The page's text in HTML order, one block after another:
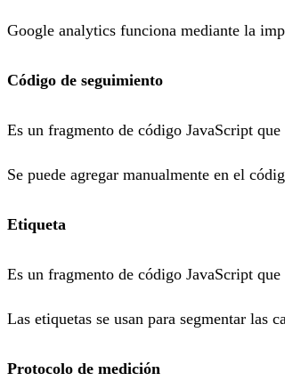
Google analytics funciona mediante la
Código de seguimiento
Es un fragmento de código JavaScript
Se puede agregar manualmente en el
Etiqueta
Es un fragmento de código JavaScript
Las etiquetas se usan para segmentar las
Protocolo de medición